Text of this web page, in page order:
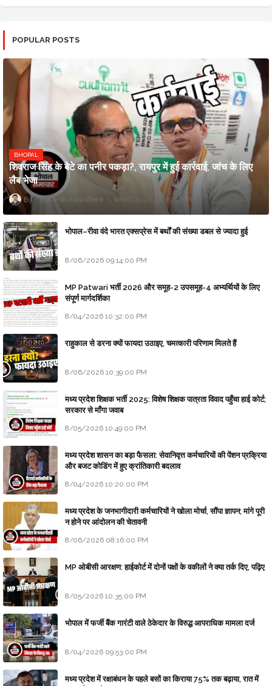
POPULAR POSTS
BHOPAL
शिवराज सिंह के बेटे का पनीर पकड़ा?, रायपुर में हुई कार्रवाई, जांच के लिए
लैब भेजा
Updesh Awasthee 8/06/2026 10:09:00 PM
भोपाल–रीवा वंदे भारत एक्सप्रेस में बर्थों की संख्या डबल से ज्यादा हुई
8/06/2026 09:14:00 PM
MP Patwari भर्ती 2026 और समूह-2 उपसमूह-4 अभ्यर्थियों के लिए
संपूर्ण मार्गदर्शिका
8/04/2026 10:32:00 PM
राहुकाल से डरना क्यों फायदा उठाइए, चमत्कारी परिणाम मिलते हैं
8/06/2026 10:39:00 PM
मध्य प्रदेश शिक्षक भर्ती 2025: विशेष शिक्षक पात्रता विवाद पहुँचा हाई कोर्ट;
सरकार से माँगा जवाब
8/05/2026 10:49:00 PM
मध्य प्रदेश शासन का बड़ा फैसला: सेवानिवृत्त कर्मचारियों की पेंशन प्रक्रिया
और बजट कोडिंग में हुए क्रांतिकारी बदलाव
8/04/2026 10:20:00 PM
मध्य प्रदेश के जनभागीदारी कर्मचारियों ने खोला मोर्चा, सौंपा ज्ञापन; मांगे पूरी
न होने पर आंदोलन की चेतावनी
8/06/2026 08:16:00 PM
MP ओबीसी आरक्षण: हाईकोर्ट में दोनों पक्षों के वकीलों ने क्या तर्क दिए, पढ़िए
8/05/2026 10:35:00 PM
भोपाल में फर्जी बैंक गारंटी वाले ठेकेदार के विरुद्ध आपराधिक मामला दर्ज
8/04/2026 09:53:00 PM
मध्य प्रदेश में रक्षाबंधन के पहले बसों का किराया 75% तक बढ़ाया, रात में